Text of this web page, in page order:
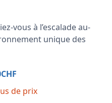
vous à l’escalade au-
unique des
de prix